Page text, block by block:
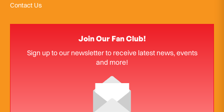
Contact Us
Join Our Fan Club!
Sign up to our newsletter to receive latest news, events
and more!